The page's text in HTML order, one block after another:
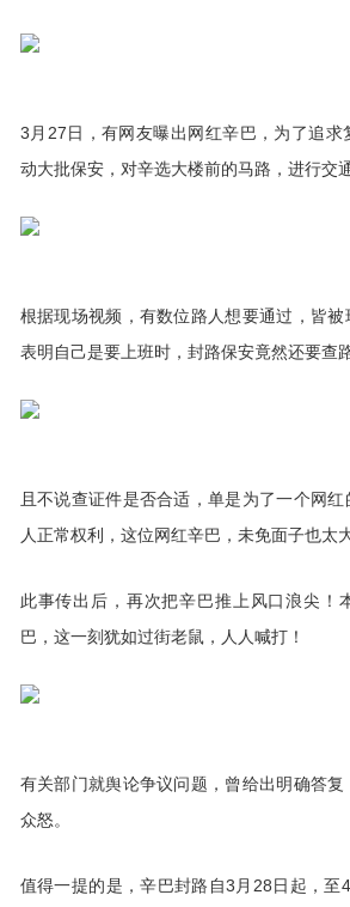
3月27日，有网友曝出网红辛巴，为了追求
动大批保安，对辛选大楼前的马路，进行交
根据现场视频，有数位路人想要通过，皆被
表明自己是要上班时，封路保安竟然还要查
且不说查证件是否合适，单是为了一个网
人正常权利，这位网红辛巴，未免面子也太
此事传出后，再次把辛巴推上风口浪尖！
巴，这一刻犹如过街老鼠，人人喊打！
有关部门就舆论争议问题，曾给出明确答复
众怒。
值得一提的是，辛巴封路自3月28日起，至